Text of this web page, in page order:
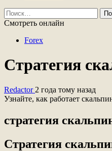
Найти:
Смотреть онлайн
Forex
Стратегия
Redactor 2 года тому назад
Узнайте, как работает
стратегия
Стратегия